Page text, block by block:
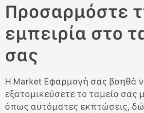
Προσαρμόστε
εμπειρία στο
σας
Η Market Εφαρμογή σας βοηθά
εξατομικεύσετε το ταμείο σας
όπως αυτόματες εκπτώσεις,